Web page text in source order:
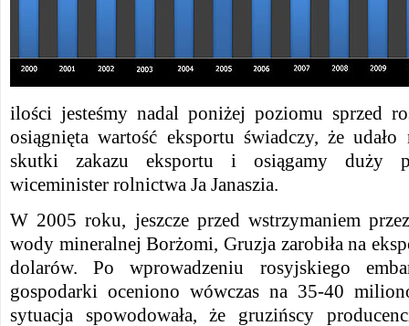
ilości jesteśmy nadal poniżej poziomu sprzed
osiągnięta wartość eksportu świadczy, że udało
skutki zakazu eksportu i osiągamy duży
wiceminister rolnictwa Ja Janaszia.
W 2005 roku, jeszcze przed wstrzymaniem
wody mineralnej Borżomi, Gruzja zarobiła na
dolarów. Po wprowadzeniu rosyjskiego
gospodarki oceniono wówczas na 35-40
sytuacja spowodowała, że gruzińscy